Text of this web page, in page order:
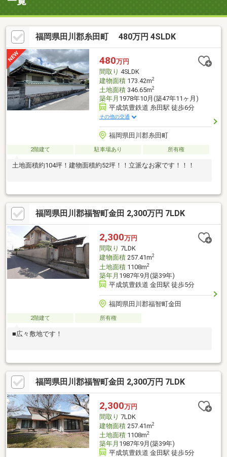
福岡県田川郡糸田町 480万円 4SLDK
480万円
間取り 4SLDK
建物面積173.42m2
土地面積346.65m2
築年月 1978年10月(築47年11ヶ月)
平成筑豊鉄道 糸田駅 徒歩6分
その他の交通
福岡県田川郡糸田町
2階建て 駐車場あり 所有権
土地面積約104坪！建物面積約52坪！！立派なお家です！！！
福岡県田川郡福智町金田 2,300万円 7LDK
2,300万円
間取り 7LDK
建物面積257.41m2
土地面積1108m2
築年月 1987年9月(築39年)
平成筑豊鉄道 金田駅 徒歩5分
福岡県田川郡福智町金田
2階建て 所有権
■広々敷地です！
福岡県田川郡福智町金田 2,300万円 7LDK
2,300万円
間取り 7LDK
建物面積257.41m2
土地面積1108m2
築年月 1987年9月(築39年)
平成筑豊鉄道 金田駅 徒歩5分